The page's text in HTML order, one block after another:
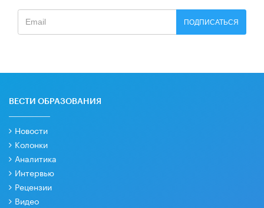
ПОДПИСАТЬСЯ
ВЕСТИ ОБРАЗОВАНИЯ
Новости
Колонки
Аналитика
Интервью
Рецензии
Видео